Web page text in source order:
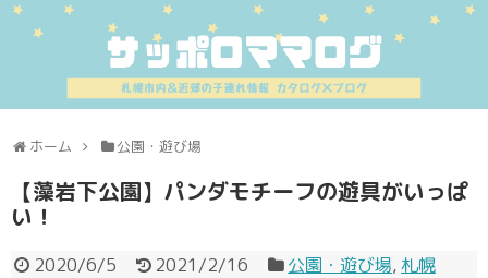
ホーム 公園・遊び場
【藻岩下公園】パンダモチーフの遊具がいっぱ
い！
2020/6/5 2021/2/16 公園・遊び場,札幌